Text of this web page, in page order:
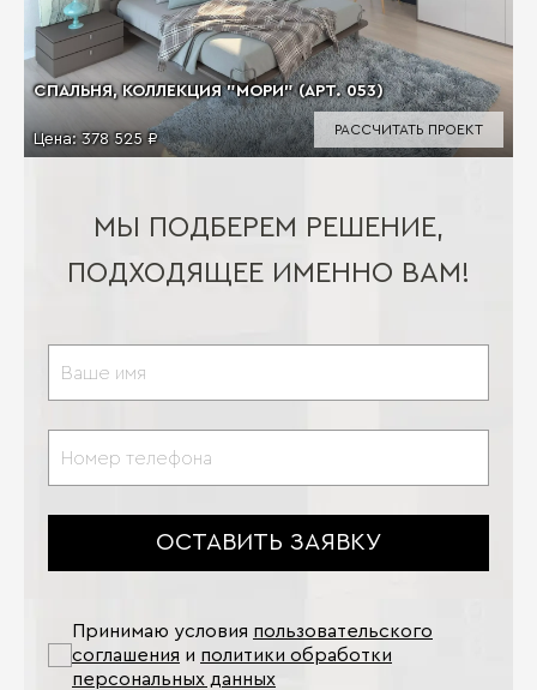
СПАЛЬНЯ, КОЛЛЕКЦИЯ "МОРИ" (АРТ. 053)
Цена:378 525 ₽
РАССЧИТАТЬ ПРОЕКТ
МЫ ПОДБЕРЕМ РЕШЕНИЕ,
ПОДХОДЯЩЕЕ ИМЕННО ВАМ!
ОСТАВИТЬ ЗАЯВКУ
Принимаю условия пользовательского
соглашения и политики обработки
персональных данных